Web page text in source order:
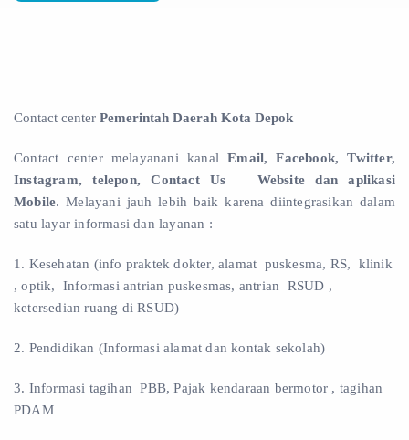
Contact center Pemerintah Daerah Kota Depok
Contact center melayanani kanalEmail, Facebook, Twitter,
Instagram, telepon, Contact Us
Website dan aplikasi
Mobile.Melayani jauh lebih baik karena diintegrasikan dalam
satu layar informasi dan layanan :
1. Kesehatan (info praktek dokter, alamat puskesma, RS, klinik
, optik, Informasi antrian puskesmas, antrian RSUD ,
ketersedian ruang di RSUD)
2. Pendidikan (Informasi alamat dan kontak sekolah)
3. Informasi tagihan PBB, Pajak kendaraan bermotor , tagihan
PDAM